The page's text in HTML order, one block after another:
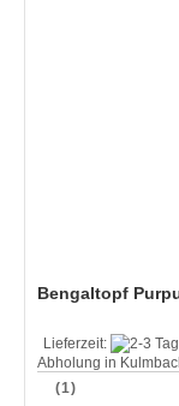
Bengaltopf
Lieferzeit:
Abholung in
(1)